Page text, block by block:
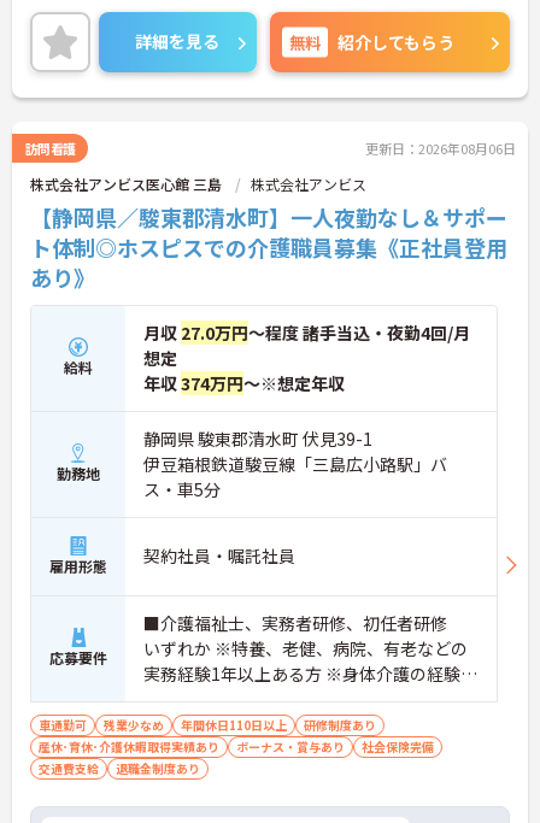
を両立しやすい職場です♪ご興味のある方は、面接
ポイントをお伝えしますので、お気軽にご連絡くだ
さい。
詳細を見る 無料 紹介してもらう
訪問看護 更新日：2026年08月06日
株式会社アンビス医心館 三島 株式会社アンビス
【静岡県／駿東郡清水町】一人夜勤なし＆サポー
ト体制◎ホスピスでの介護職員募集《正社員登用
あり》
給料
月収 27.0万円～程度 諸手当込・夜勤4回/月
想定
年収374万円～※想定年収
勤務地
静岡県 駿東郡清水町 伏見39-1
伊豆箱根鉄道駿豆線「三島広小路駅」バ
ス・車5分
雇用形態 契約社員・嘱託社員
応募要件
■介護福祉士、実務者研修、初任者研修
いずれか ※特養、老健、病院、有老などの
実務経験1年以上ある方 ※身体介護の経験年
以上ある方、機械浴の使用の経験のある方
歓迎
車通勤可 残業少なめ 年間休日110日以上
研修制度あり
産休･育休･介護休暇取得実績あり
ボーナス・賞与あり
社会保険完備
交通費支給
退職金制度あり